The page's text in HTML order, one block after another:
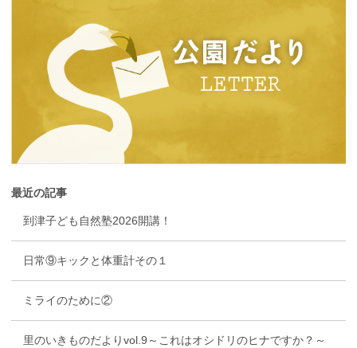
最近の記事
到津子ども自然塾2026開講！
日常⑨キックと体重計その１
ミライのために②
里のいきものだよりvol.9～これはオシドリのヒナですか？～